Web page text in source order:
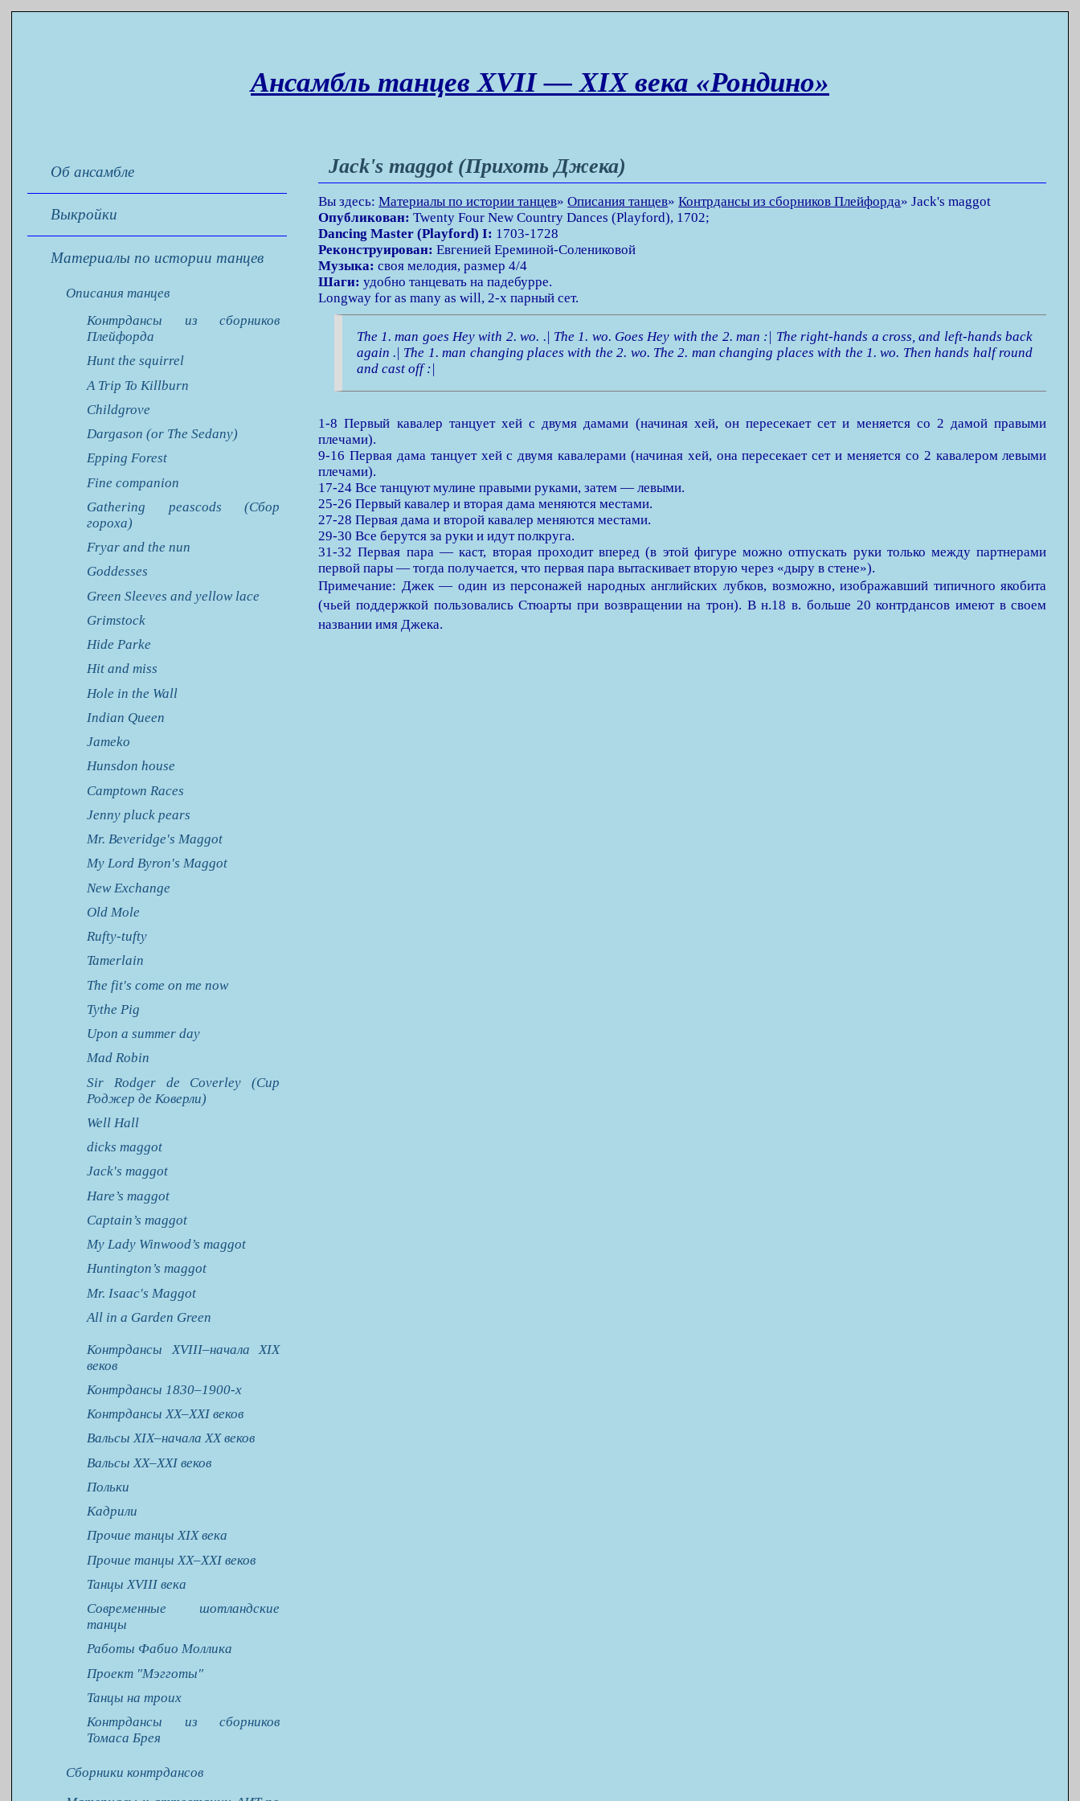
Ансамбль танцев XVII — XIX века «Рондино»
Об ансамбле
Выкройки
Материалы по истории танцев
Описания танцев
Контрдансы из сборников
Плейфорда
Hunt the squirrel
A Trip To Killburn
Childgrove
Dargason (or The Sedany)
Epping Forest
Fine companion
Gathering peascods (Сбор
гороха)
Fryar and the nun
Goddesses
Green Sleeves and yellow lace
Grimstock
Hide Parke
Hit and miss
Hole in the Wall
Indian Queen
Jameko
Hunsdon house
Camptown Races
Jenny pluck pears
Mr. Beveridge's Maggot
My Lord Byron's Maggot
New Exchange
Old Mole
Rufty-tufty
Tamerlain
The fit's come on me now
Tythe Pig
Upon a summer day
Mad Robin
Sir Rodger de Coverley (Сир
Роджер де Коверли)
Well Hall
dicks maggot
Jack's maggot
Hare’s maggot
Captain’s maggot
My Lady Winwood’s maggot
Huntington’s maggot
Mr. Isaac's Maggot
All in a Garden Green
Контрдансы XVIII–начала XIX
веков
Контрдансы 1830–1900-х
Контрдансы XX–XXI веков
Вальсы XIX–начала XX веков
Вальсы XX–XXI веков
Польки
Кадрили
Прочие танцы XIX века
Прочие танцы XX–XXI веков
Танцы XVIII века
Современные шотландские
танцы
Работы Фабио Моллика
Проект "Мэгготы"
Танцы на троих
Контрдансы из сборников
Томаса Брея
Сборники контрдансов
Jack's maggot (Прихоть Джека)
Вы здесь:Материалы по истории танцев»Описания танцев»Контрдансы из сборников Плейфорда»Jack's maggot
Опубликован:Twenty Four New Country Dances (Playford), 1702;
Dancing Master (Playford) I: 1703-1728
Реконструирован: Евгенией Ереминой-Солениковой
Музыка: своя мелодия, размер 4/4
Шаги: удобно танцевать на падебурре.
Longway for as many as will, 2-х парный сет.
The 1. man goes Hey with 2. wo. .| The 1. wo. Goes Hey with the 2. man :| The right-hands a cross, and left-hands back
again .| The 1. man changing places with the 2. wo. The 2. man changing places with the 1. wo. Then hands half round
and cast off :|
1-8 Первый кавалер танцует хей с двумя дамами (начиная хей, он пересекает сет и меняется со 2 дамой правыми
плечами).
9-16 Первая дама танцует хей с двумя кавалерами (начиная хей, она пересекает сет и меняется со 2 кавалером левыми
плечами).
17-24 Все танцуют мулине правыми руками, затем — левыми.
25-26 Первый кавалер и вторая дама меняются местами.
27-28 Первая дама и второй кавалер меняются местами.
29-30 Все берутся за руки и идут полкруга.
31-32 Первая пара — каст, вторая проходит вперед (в этой фигуре можно отпускать руки только между партнерами
первой пары — тогда получается, что первая пара вытаскивает вторую через «дыру в стене»).
Примечание: Джек — один из персонажей народных английских лубков, возможно, изображавший типичного якобита
(чьей поддержкой пользовались Стюарты при возвращении на трон). В н.18 в. больше 20 контрдансов имеют в своем
названии имя Джека.